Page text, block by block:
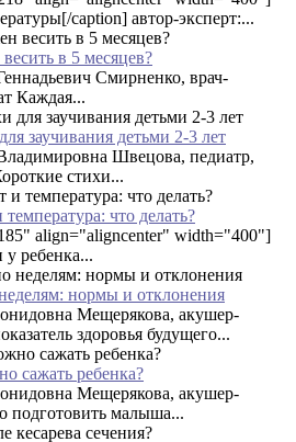
caption] автор-эксперт:...
в 5 месяцев?
Смирненко, врач-
Каждая...
заучивания детьми 2-3 лет
Швецова, педиатр,
стихи...
что делать?
align="aligncenter" width="400"]
у ребенка...
нормы и отклонения
Мещерякова, акушер-
здоровья будущего...
сажать ребенка?
Мещерякова, акушер-
подготовить малыша...